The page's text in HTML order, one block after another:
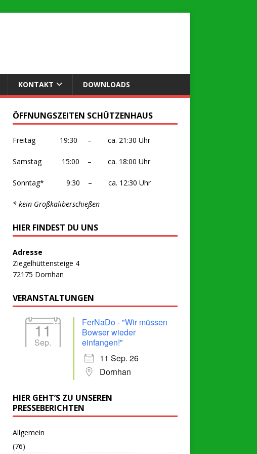
KONTAKT DOWNLOADS
ÖFFNUNGSZEITEN SCHÜTZENHAUS
Freitag 19:30 – ca. 21:30 Uhr
Samstag 15:00 – ca. 18:00 Uhr
Sonntag* 9:30 – ca. 12:30 Uhr
* kein Großkaliberschießen
HIER FINDEST DU UNS
Adresse
Ziegelhüttensteige 4
72175 Dornhan
VERANSTALTUNGEN
11
Sep.
FerNaDo - "Wir müssen
Bowser wieder
einfangen!"
11 Sep. 26
Dornhan
HIER GEHT’S ZU UNSEREN
PRESSEBERICHTEN
Allgemein
(76)